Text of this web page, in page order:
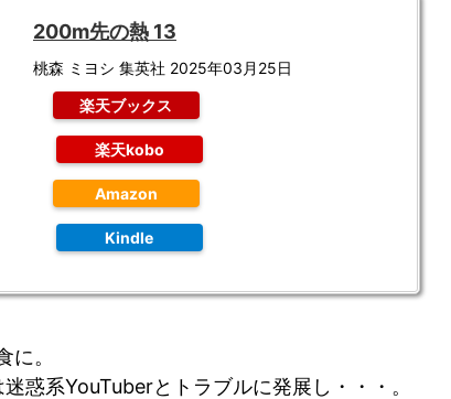
200m先の熱 13
桃森 ミヨシ 集英社 2025年03月25日
楽天ブックス
楽天kobo
Amazon
Kindle
。
惑系YouTuberとトラブルに発展し・・・。